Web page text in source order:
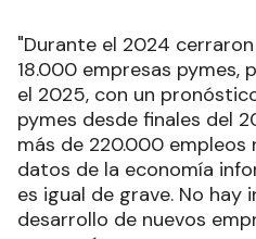
"Durante el 2024
18.000 empresas pymes,
el 2025, con un
pymes desde finales del
más de 220.000 empleos
datos de la economía
es igual de grave. No hay
desarrollo de nuevos